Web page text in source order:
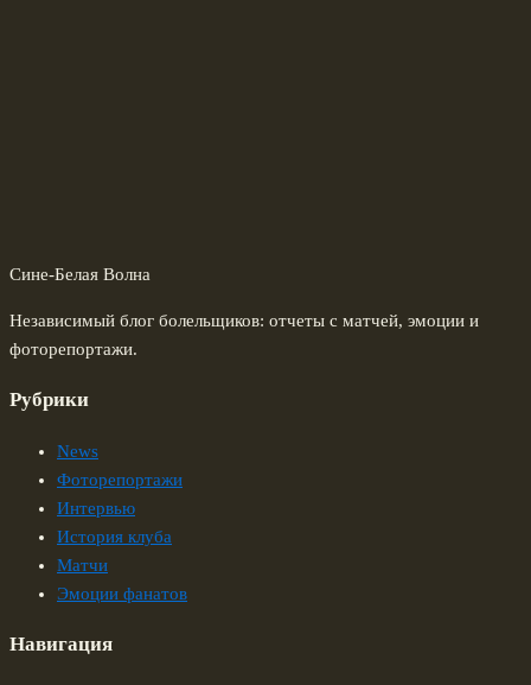
Сине-Белая Волна
Независимый блог болельщиков: отчеты с матчей, эмоции и
фоторепортажи.
Рубрики
News
Фоторепортажи
Интервью
История клуба
Матчи
Эмоции фанатов
Навигация